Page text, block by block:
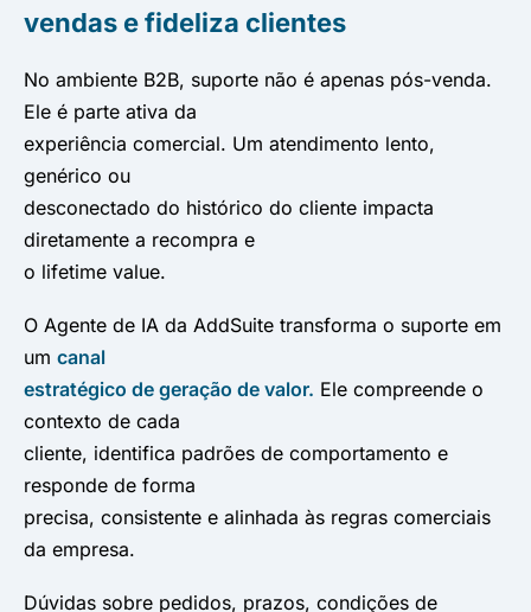
vendas e fideliza clientes
No ambiente B2B, suporte não é apenas pós-venda.
Ele é parte ativa da
experiência comercial. Um atendimento lento,
genérico ou
desconectado do histórico do cliente impacta
diretamente a recompra e
o lifetime value.
O Agente de IA da AddSuite transforma o suporte em
um canal
estratégico de geração de valor. Ele compreende o
contexto de cada
cliente, identifica padrões de comportamento e
responde de forma
precisa, consistente e alinhada às regras comerciais
da empresa.
Dúvidas sobre pedidos, prazos, condições de